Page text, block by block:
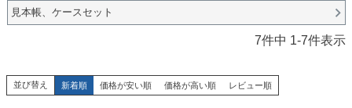
見本帳、ケースセット
7件中 1-7件表示
並び替え 新着順 価格が安い順 価格が高い順 レビュー順